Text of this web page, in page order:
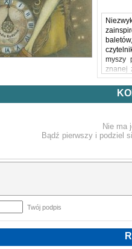
myszy
znanej
braci
Nie ma
Bądź pierwszy i podziel
Twój podpis